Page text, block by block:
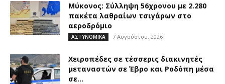
Μύκονος: Σύλληψη 56χρονου με 2.280
πακέτα λαθραίων τσιγάρων στο
αεροδρόμιο
ΑΣΤΥΝΟΜΙΚΑ 7 Αυγούστου, 2026
Χειροπέδες σε τέσσερις διακινητές
μεταναστών σε Έβρο και Ροδόπη μέσα
σε...